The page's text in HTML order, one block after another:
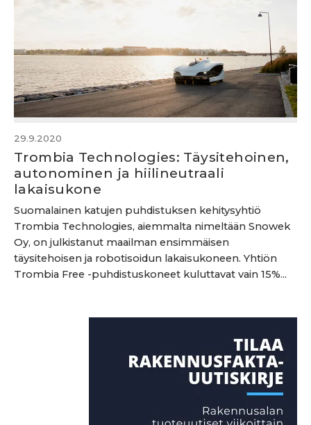
29.9.2020
Trombia Technologies: Täysitehoinen,
autonominen ja hiilineutraali
lakaisukone
Suomalainen katujen puhdistuksen kehitysyhtiö
Trombia Technologies, aiemmalta nimeltään Snowek
Oy, on julkistanut maailman ensimmäisen
täysitehoisen ja robotisoidun lakaisukoneen. Yhtiön
Trombia Free -puhdistuskoneet kuluttavat vain 15%...